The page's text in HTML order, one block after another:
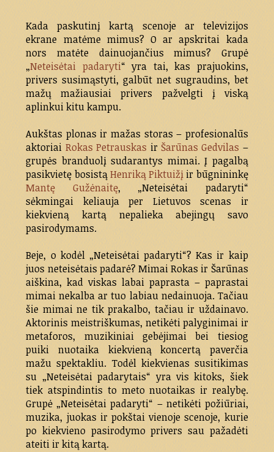
Kada paskutinį kartą scenoje ar televizijos
ekrane matėme mimus? O ar apskritai kada
nors matėte dainuojančius mimus? Grupė
„Neteisėtai padaryti“ yra tai, kas prajuokins,
privers susimąstyti, galbūt net sugraudins, bet
mažų mažiausiai privers pažvelgti į viską
aplinkui kitu kampu.
Aukštas plonas ir mažas storas – profesionalūs
aktoriai Rokas Petrauskas ir Šarūnas Gedvilas –
grupės branduolį sudarantys mimai. Į pagalbą
pasikvietę bosistąHenriką Piktuižį ir būgnininkę
Mantę Gužėnaitę, „Neteisėtai padaryti“
sėkmingai keliauja per Lietuvos scenas ir
kiekvieną kartą nepalieka abejingų savo
pasirodymams.
Beje, o kodėl „Neteisėtai padaryti“? Kas ir kaip
juos neteisėtais padarė? Mimai Rokas ir Šarūnas
aiškina, kad viskas labai paprasta – paprastai
mimai nekalba ar tuo labiau nedainuoja. Tačiau
šie mimai ne tik prakalbo, tačiau ir uždainavo.
Aktorinis meistriškumas, netikėti palyginimai ir
metaforos, muzikiniai gebėjimai bei tiesiog
puiki nuotaika kiekvieną koncertą paverčia
mažu spektakliu. Todėl kiekvienas susitikimas
su „Neteisėtai padarytais“ yra vis kitoks, šiek
tiek atspindintis to meto nuotaikas ir realybę.
Grupė „Neteisėtai padaryti“ – netikėti požiūriai,
muzika, juokas ir pokštai vienoje scenoje, kurie
po kiekvieno pasirodymo privers sau pažadėti
ateiti ir kitą kartą.